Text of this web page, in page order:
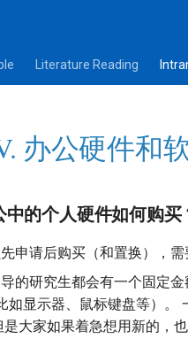
Literature Reading
办公硬件和
中的个人硬件如何购买
申请后购买（和置换），
的研究生都会有一个固定
如显示器、鼠标键盘等）。
是大家如果着急想用新的，